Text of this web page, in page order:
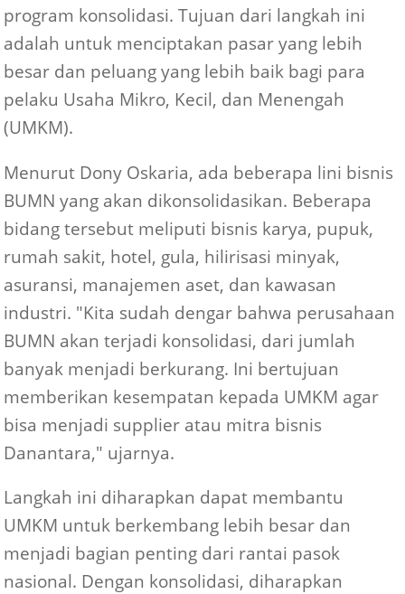
program konsolidasi. Tujuan dari langkah ini
adalah untuk menciptakan pasar yang lebih
besar dan peluang yang lebih baik bagi para
pelaku Usaha Mikro, Kecil, dan Menengah
(UMKM).
Menurut Dony Oskaria, ada beberapa lini bisnis
BUMN yang akan dikonsolidasikan. Beberapa
bidang tersebut meliputi bisnis karya, pupuk,
rumah sakit, hotel, gula, hilirisasi minyak,
asuransi, manajemen aset, dan kawasan
industri. "Kita sudah dengar bahwa perusahaan
BUMN akan terjadi konsolidasi, dari jumlah
banyak menjadi berkurang. Ini bertujuan
memberikan kesempatan kepada UMKM agar
bisa menjadi supplier atau mitra bisnis
Danantara," ujarnya.
Langkah ini diharapkan dapat membantu
UMKM untuk berkembang lebih besar dan
menjadi bagian penting dari rantai pasok
nasional. Dengan konsolidasi, diharapkan